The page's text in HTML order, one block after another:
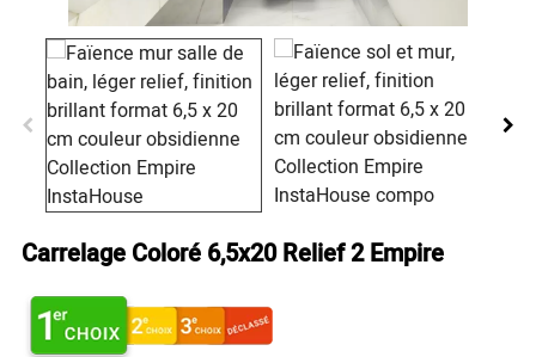
Carrelage Coloré 6,5x20 Relief 2 Empire